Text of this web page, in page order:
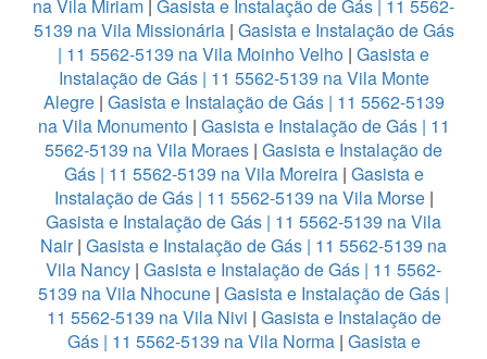
na Vila Miriam | Gasista e Instalação de Gás | 11 5562-
5139 na Vila Missionária| Gasista e Instalação de Gás
| 11 5562-5139 na Vila Moinho Velho | Gasista e
Instalação de Gás | 11 5562-5139 na Vila Monte
Alegre| Gasista e Instalação de Gás | 11 5562-5139
na Vila Monumento| Gasista e Instalação de Gás | 11
5562-5139 na Vila Moraes | Gasista e Instalação de
Gás | 11 5562-5139 na Vila Moreira| Gasista e
Instalação de Gás | 11 5562-5139 na Vila Morse|
Gasista e Instalação de Gás | 11 5562-5139 na Vila
Nair| Gasista e Instalação de Gás | 11 5562-5139 na
Vila Nancy | Gasista e Instalação de Gás | 11 5562-
5139 na Vila Nhocune | Gasista e Instalação de Gás |
11 5562-5139 na Vila Nivi | Gasista e Instalação de
Gás | 11 5562-5139 na Vila Norma| Gasista e